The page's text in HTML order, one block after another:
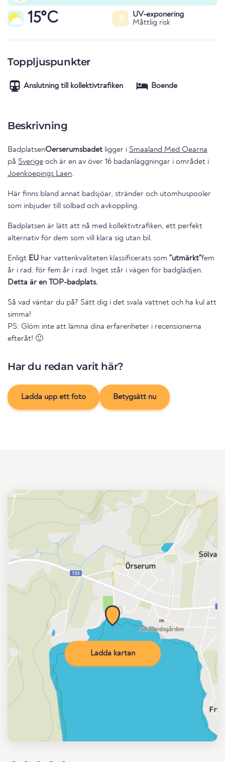
15°C 4
UV-exponering
Måttlig risk
Toppljuspunkter
Anslutning till kollektivtrafiken Boende
Beskrivning
BadplatsenOerserumsbadet ligger i Smaaland Med Oearna
på Sverige och är en av över 16 badanläggningar i området i
Joenkoepings Laen.
Här finns bland annat badsjöar, stränder och utomhuspooler
som inbjuder till solbad och avkoppling.
Badplatsen är lätt att nå med kollektivtrafiken, ett perfekt
alternativ för dem som vill klara sig utan bil.
Enligt EU har vattenkvaliteten klassificerats som "utmärkt"fem
år i rad. för fem år i rad. Inget står i vägen för badglädjen.
Detta är en TOP-badplats.
Så vad väntar du på? Sätt dig i det svala vattnet och ha kul att
simma!
PS: Glöm inte att lämna dina erfarenheter i recensionerna
efteråt! 🙂
Har du redan varit här?
Ladda upp ett foto Betygsätt nu
Ladda kartan